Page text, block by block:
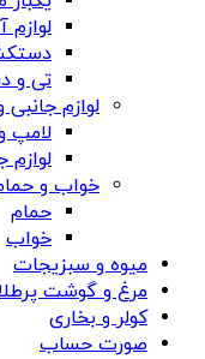
تی و
لوازم
لامپ
لوازم
خواب و
حمام
خواب
میوه و سبزیجات
مرغ و گوشت
کولر و بخاری
صورت حساب